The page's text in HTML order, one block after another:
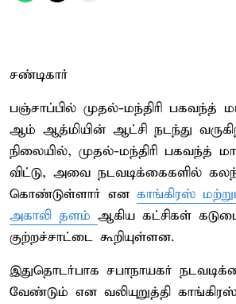
சண்டிகார்
பஞ்சாப்பில் முதல்-மந்திரி
ஆம் ஆத்மியின் ஆட்சி நடந்து
நிலையில், முதல்-மந்திரி பகவந்த்
விட்டு, அவை நடவடிக்கைகளில்
கொண்டுள்ளார் என காங்கிரஸ்
அகாலி தளம் ஆகிய கட்சிகள்
குற்றச்சாட்டை கூறியுள்ளன.
இதுதொடர்பாக சபாநாயகர்
வேண்டும் என வலியுறுத்தி